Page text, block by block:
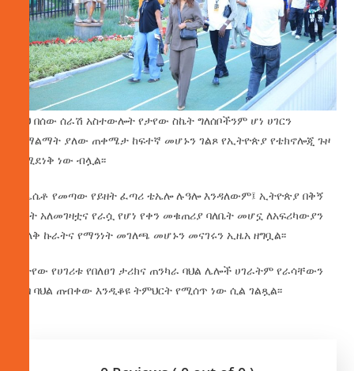
ይህ በሰው ሰራሽ አስተውሎት የታየው ስኬት ግለሰቦችንም ሆነ ሀገርን
ለማልማት ያለው ጠቀሜታ ከፍተኛ መሆኑን ገልጾ የኢትዮጵያ የቴክኖሎጂ ጉዞ
የሚደነቅ ነው ብሏል፡፡
ከሌሴቶ የመጣው የይዘት ፈጣሪ ቴኤሎ ሉዓሎ እንዳለውም፤ ኢትዮጵያ በቅኝ
ግዛት አለመገዛቷና የራሷ የሆነ የቀን መቁጠሪያ ባለቤት መሆኗ ለአፍሪካውያን
ታላቅ ኩራትና የማንነት መገለጫ መሆኑን መናገሩን ኢዜአ ዘግቧል፡፡
የታየው የሀገሪቱ የበለፀገ ታሪክና ጠንካራ ባህል ሌሎች ሀገራትም የራሳቸውን
ቱባ ባህል ጠብቀው እንዲቆዩ ትምህርት የሚሰጥ ነው ሲል ገልጿል፡፡